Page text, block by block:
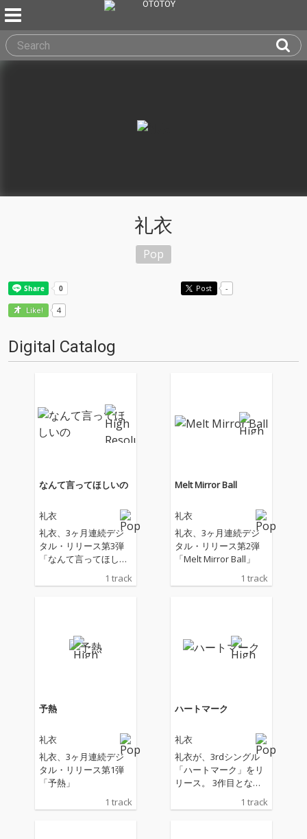
礼衣
Pop
Post -
Like! 4
Digital Catalog
なんて言ってほしいの
礼衣
礼衣、3ヶ月連続デジ
タル・リリース第3弾
「なんて言ってほしい
1 track
Melt Mirror Ball
礼衣
礼衣、3ヶ月連続デジ
タル・リリース第2弾
「Melt Mirror Ball」
1 track
予熱
礼衣
礼衣、3ヶ月連続デジ
タル・リリース第1弾
「予熱」
1 track
ハートマーク
礼衣
礼衣が、3rdシングル
「ハートマーク」をリ
リース。 3作目となる
本作「ハートマーク」
は、前作に続き礼衣自
1 track